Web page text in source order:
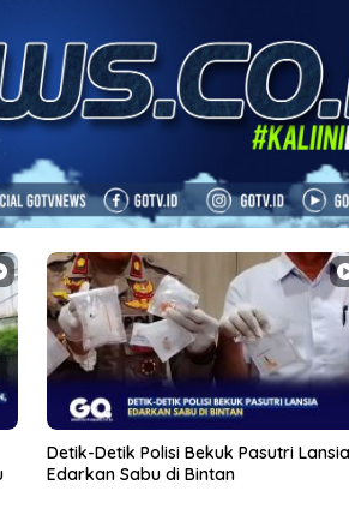
Bupati Iskandarsyah Hadiri Peletakan
Batu Pertama Revitalisasi Gedung BPS